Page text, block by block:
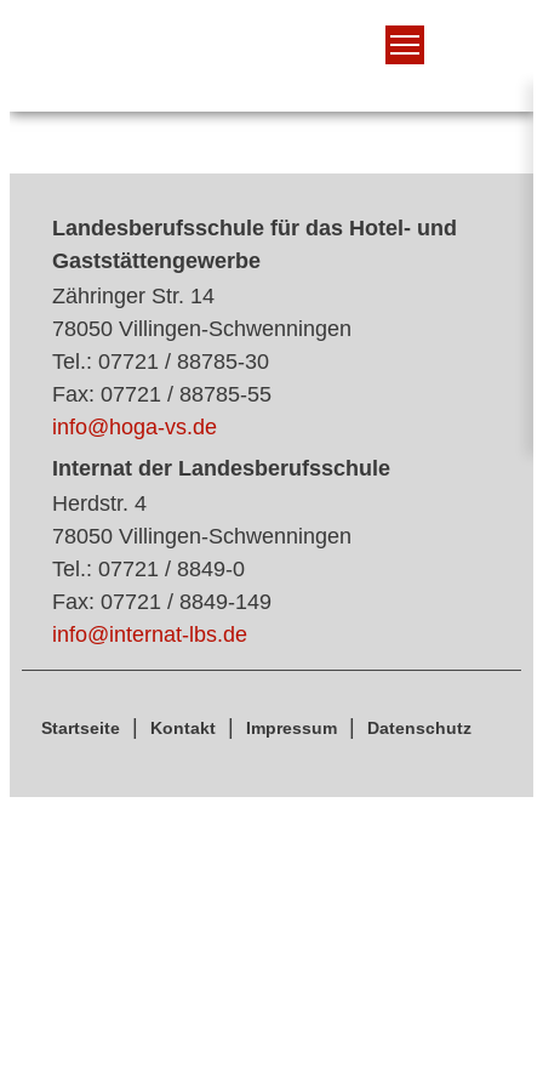
Landesberufsschule für das Hotel- und
Gaststättengewerbe
Zähringer Str. 14
78050 Villingen-Schwenningen
Tel.: 07721 / 88785-30
Fax: 07721 / 88785-55
info@hoga-vs.de
Internat der Landesberufsschule
Herdstr. 4
78050 Villingen-Schwenningen
Tel.: 07721 / 8849-0
Fax: 07721 / 8849-149
info@internat-lbs.de
Startseite Kontakt Impressum Datenschutz